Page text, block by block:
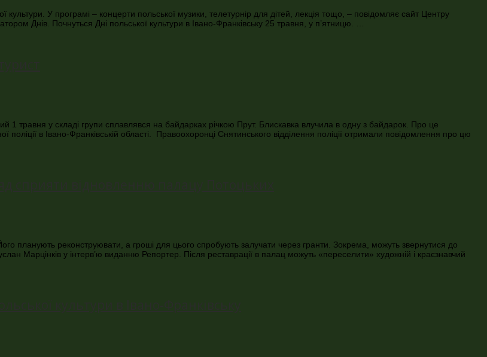
культури. У програмі – концерти польської музики, телетурнір для дітей, лекція тощо, – повідомляє сайт Центру
Днів. Почнуться Дні польської культури в Івано-Франківську 25 травня, у п’ятницю. …
1 травня у складі групи сплавлявся на байдарках річкою Прут. Блискавка влучила в одну з байдарок. Про це
поліції в Івано-Франківській області. Правоохоронці Снятинського відділення поліції отримали повідомлення про цю
планують реконструювати, а гроші для цього спробують залучати через гранти. Зокрема, можуть звернутися до
Марцінків у інтерв’ю виданню Репортер. Після реставрації в палац можуть «переселити» художній і краєзнавчий